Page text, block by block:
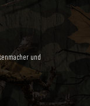
und